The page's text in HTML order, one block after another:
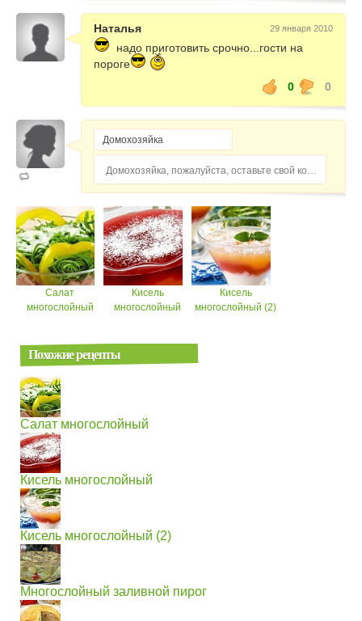
Наталья 29 января 2010
надо приготовить срочно...гости на
пороге
0
0
Домохозяйка, пожалуйста, оставьте свой комментарий...
Салат
многослойный
Кисель
многослойный
Кисель
многослойный (2)
Похожие рецепты
Салат многослойный
Кисель многослойный
Кисель многослойный (2)
Многослойный заливной пирог